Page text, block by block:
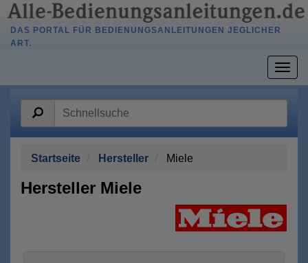
DAS PORTAL FÜR BEDIENUNGSANLEITUNGEN JEGLICHER
ART.
Startseite Hersteller Miele
Hersteller Miele